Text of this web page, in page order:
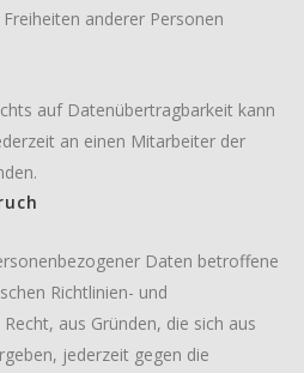
anderer Personen
auf Datenübertragbarkeit kann
an einen Mitarbeiter der
Daten betroffene
Richtlinien- und
aus Gründen, die sich aus
jederzeit gegen die